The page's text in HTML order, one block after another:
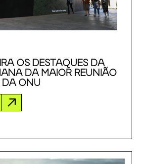
OS DESTAQUES DA
DA MAIOR REUNIÃO
DA ONU